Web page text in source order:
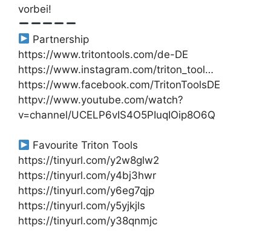
vorbei!
Partnership
https://www.tritontools.com/de-DE
https://www.instagram.com/triton_tool…
https://www.facebook.com/TritonToolsDE
httpv://www.youtube.com/watch?
v=channel/UCELP6vIS4O5PIuqIOip8O6Q
Favourite Triton Tools
https://tinyurl.com/y2w8glw2
https://tinyurl.com/y4bj3hwr
https://tinyurl.com/y6eg7qjp
https://tinyurl.com/y5yjkjls
https://tinyurl.com/y38qnmjc